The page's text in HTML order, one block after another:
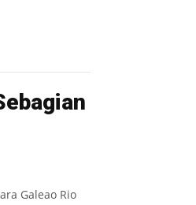
Galeao Rio